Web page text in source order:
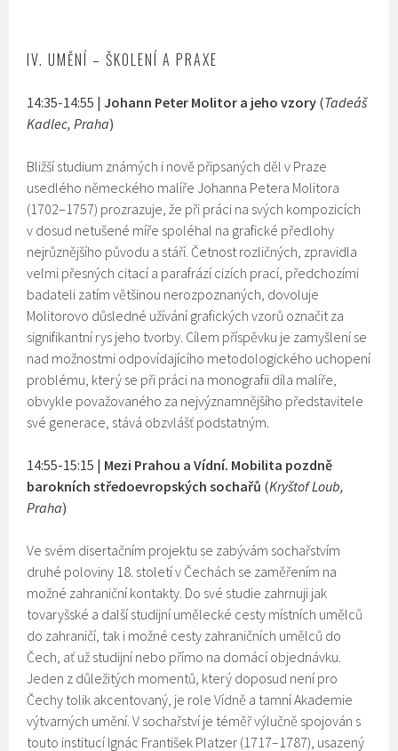
IV. UMĚNÍ – ŠKOLENÍ A PRAXE
14:35-14:55 |Johann Peter Molitor a jeho vzory (Tadeáš
Kadlec, Praha)
Bližší studium známých i nově připsaných děl v Praze
usedlého německého malíře Johanna Petera Molitora
(1702–1757) prozrazuje, že při práci na svých kompozicích
v dosud netušené míře spoléhal na grafické předlohy
nejrůznějšího původu a stáří. Četnost rozličných, zpravidla
velmi přesných citací a parafrází cizích prací, předchozími
badateli zatím většinou nerozpoznaných, dovoluje
Molitorovo důsledné užívání grafických vzorů označit za
signifikantní rys jeho tvorby. Cílem příspěvku je zamyšlení se
nad možnostmi odpovídajícího metodologického uchopení
problému, který se při práci na monografii díla malíře,
obvykle považovaného za nejvýznamnějšího představitele
své generace, stává obzvlášť podstatným.
14:55-15:15 | Mezi Prahou a Vídní. Mobilita pozdně
barokních středoevropských sochařů (Kryštof Loub,
Praha)
Ve svém disertačním projektu se zabývám sochařstvím
druhé poloviny 18. století v Čechách se zaměřením na
možné zahraniční kontakty. Do své studie zahrnuji jak
tovaryšské a další studijní umělecké cesty místních umělců
do zahraničí, tak i možné cesty zahraničních umělců do
Čech, ať už studijní nebo přímo na domácí objednávku.
Jeden z důležitých momentů, který doposud není pro
Čechy tolik akcentovaný, je role Vídně a tamní Akademie
výtvarných umění. V sochařství je téměř výlučně spojován s
touto institucí Ignác František Platzer (1717–1787), usazený